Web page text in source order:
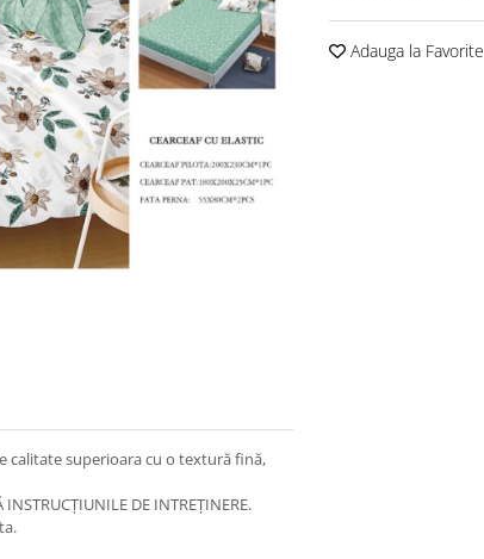
Adauga la Favorite
calitate superioara cu o textură fină,
INSTRUCȚIUNILE DE INTREȚINERE.